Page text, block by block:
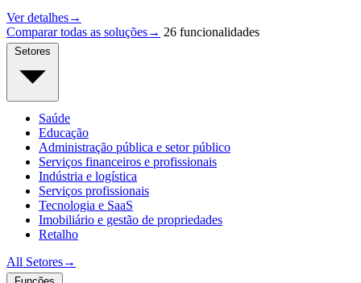
Ver detalhes→
Comparar todas as soluções→ 26 funcionalidades
Saúde
Educação
Administração pública e setor público
Serviços financeiros e profissionais
Indústria e logística
Serviços profissionais
Tecnologia e SaaS
Imobiliário e gestão de propriedades
Retalho
All Setores→